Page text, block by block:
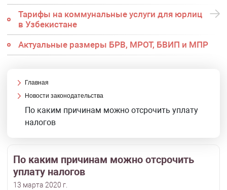
Тарифы на коммунальные услуги для юрлиц
в Узбекистане
Актуальные размеры БРВ, МРОТ, БВИП и МПР
Главная
Новости законодательства
По каким причинам можно отсрочить уплату
налогов
По каким причинам можно отсрочить
уплату налогов
13 марта 2020 г.